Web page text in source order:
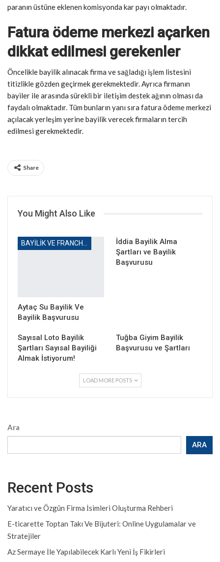
paranın üstüne eklenen komisyonda kar payı olmaktadır.
Fatura ödeme merkezi açarken
dikkat edilmesi gerekenler
Öncelikle bayilik alınacak firma ve sağladığı işlem listesini
titizlikle gözden geçirmek gerekmektedir. Ayrıca firmanın
bayiler ile arasında sürekli bir iletişim destek ağının olması da
faydalı olmaktadır. Tüm bunların yanı sıra fatura ödeme merkezi
açılacak yerleşim yerine bayilik verecek firmaların tercih
edilmesi gerekmektedir.
Share
You Might Also Like
Aytaç Su Bayilik Ve
Bayilik Başvurusu
İddia Bayilik Alma
Şartları ve Bayilik
Başvurusu
Sayısal Loto Bayilik
Şartları Sayısal Bayiliği
Almak İstiyorum!
Tuğba Giyim Bayilik
Başvurusu ve Şartları
LOAD MORE POSTS
Ara
ARA
Recent Posts
Yaratıcı ve Özgün Firma İsimleri Oluşturma Rehberi
E-ticarette Toptan Takı Ve Bijuteri: Online Uygulamalar ve
Stratejiler
Az Sermaye İle Yapılabilecek Karlı Yeni İş Fikirleri